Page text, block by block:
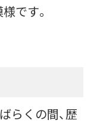
です。
らくの間、歴